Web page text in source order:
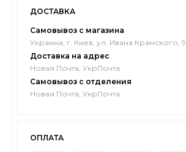
ДОСТАВКА
Самовывоз с магазина
Украина, г. Киев, ул. Ивана Крамского, 9
Доставка на адрес
Новая Почта, УкрПочта
Самовывоз с отделения
Новая Почта, УкрПочта
ОПЛАТА